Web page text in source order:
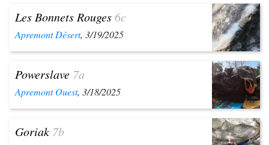
Les Bonnets Rouges6c
Apremont Désert, 3/19/2025
Powerslave 7a
Apremont Ouest, 3/18/2025
Goriak 7b